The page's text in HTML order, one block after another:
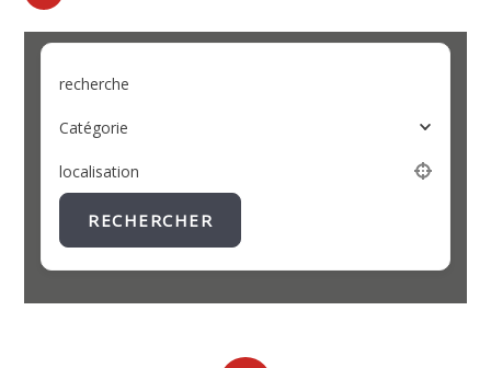
recherche
Catégorie
localisation
RECHERCHER